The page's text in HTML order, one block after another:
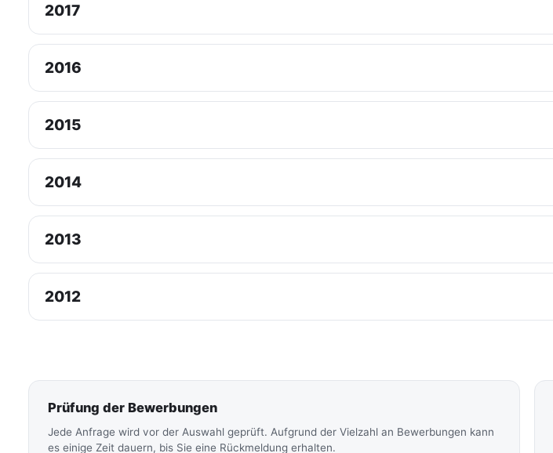
2017
2016
2015
2014
2013
2012
Prüfung der Bewerbungen
Jede Anfrage wird vor der Auswahl geprüft. Aufgrund der Vielzahl an Bewerbungen kann
es einige Zeit dauern, bis Sie eine Rückmeldung erhalten.